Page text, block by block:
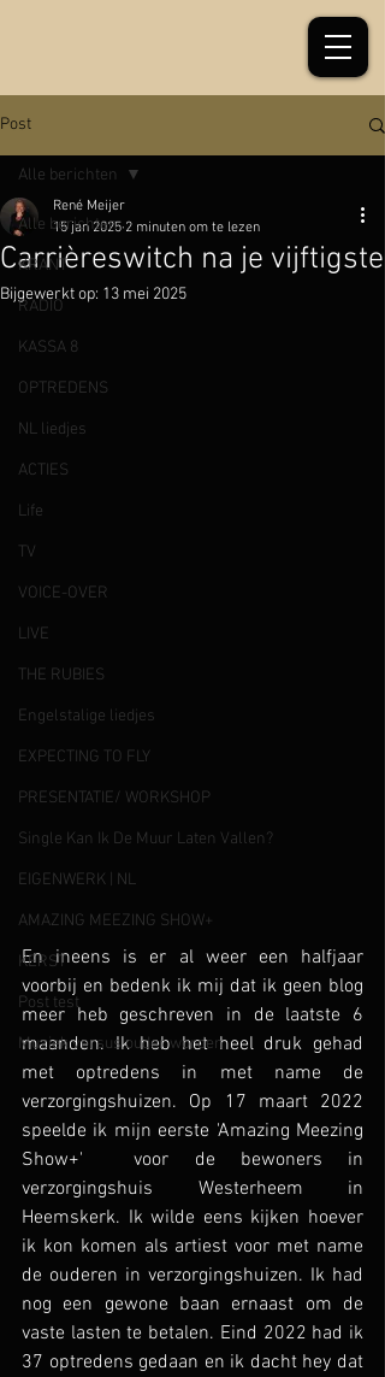
Post
Alle berichten
KRANT
RADIO
KASSA 8
OPTREDENS
NL liedjes
ACTIES
Life
TV
VOICE-OVER
LIVE
THE RUBIES
Engelstalige liedjes
EXPECTING TO FLY
PRESENTATIE/ WORKSHOP
Single Kan Ik De Muur Laten Vallen?
EIGENWERK | NL
AMAZING MEEZING SHOW+
KERST
Post test
Muziek versus ouder worden
Alle berichten
Carrièreswitch na je vijftigste
René Meijer
15 jan 2025 2 minuten om te lezen
Bijgewerkt op: 13 mei 2025
En ineens is er al weer een halfjaar
voorbij en bedenk ik mij dat ik geen blog
meer heb geschreven in de laatste 6
maanden. Ik heb het heel druk gehad
met optredens in met name de
verzorgingshuizen. Op 17 maart 2022
speelde ik mijn eerste 'Amazing Meezing
Show+'  voor de bewoners in
verzorgingshuis Westerheem in
Heemskerk. Ik wilde eens kijken hoever
ik kon komen als artiest voor met name
de ouderen in verzorgingshuizen. Ik had
nog een gewone baan ernaast om de
vaste lasten te betalen. Eind 2022 had ik
37 optredens gedaan en ik dacht hey dat